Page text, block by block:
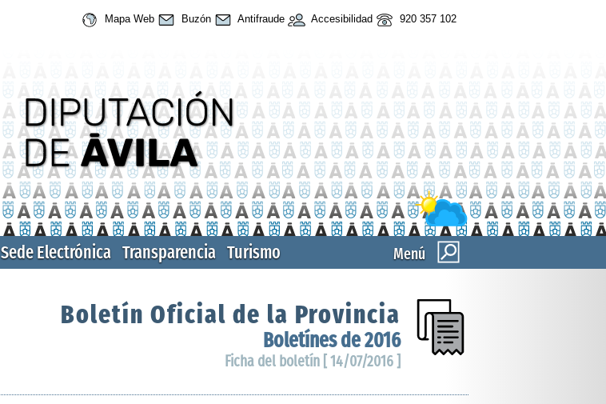
Mapa Web Buzón Antifraude Accesibilidad 920 357 102
Menú
Sede Electrónica Transparencia Turismo
Boletín Oficial de la Provincia
Boletínes de 2016
Ficha del boletín [ 14/07/2016 ]